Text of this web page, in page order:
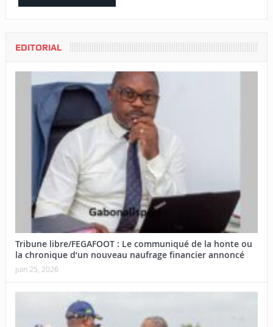
EDITORIAL
Tribune libre/FEGAFOOT : Le communiqué de la honte ou
la chronique d’un nouveau naufrage financier annoncé
juin 25, 2026